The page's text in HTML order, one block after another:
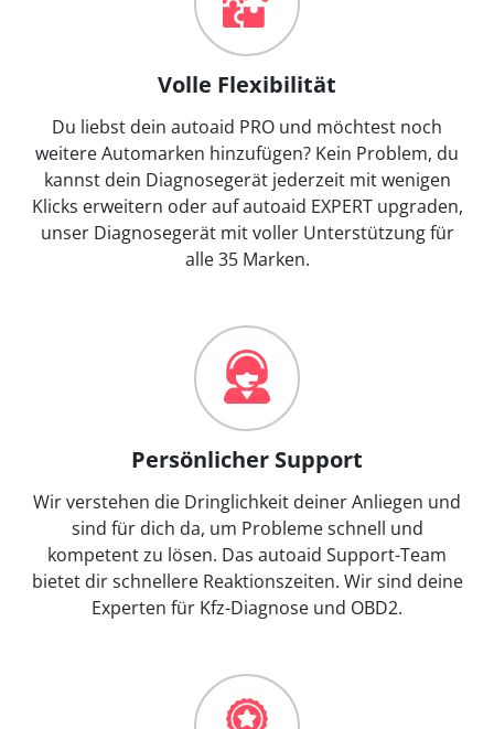
Volle Flexibilität
Du liebst dein autoaid PRO und möchtest noch
weitere Automarken hinzufügen? Kein Problem, du
kannst dein Diagnosegerät jederzeit mit wenigen
Klicks erweitern oder auf autoaid EXPERT upgraden,
unser Diagnosegerät mit voller Unterstützung für
alle 35 Marken.
Persönlicher Support
Wir verstehen die Dringlichkeit deiner Anliegen und
sind für dich da, um Probleme schnell und
kompetent zu lösen. Das autoaid Support-Team
bietet dir schnellere Reaktionszeiten. Wir sind deine
Experten für Kfz-Diagnose und OBD2.